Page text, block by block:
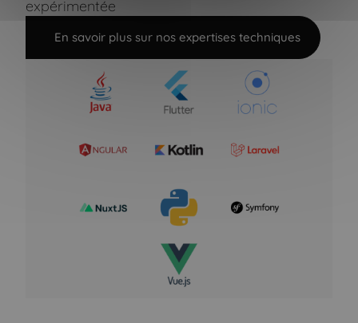
expérimentée
En savoir plus sur nos expertises techniques